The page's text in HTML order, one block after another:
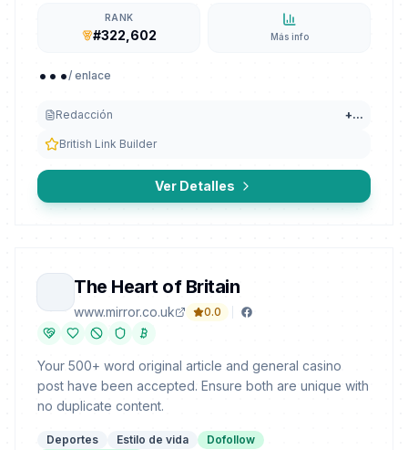
RANK
#322,602 Más info
.../ enlace
Redacción +...
British Link Builder
Ver Detalles
The Heart of Britain
www.mirror.co.uk 0.0
Your 500+ word original article and general casino
post have been accepted. Ensure both are unique with
no duplicate content.
Deportes Estilo de vida Dofollow